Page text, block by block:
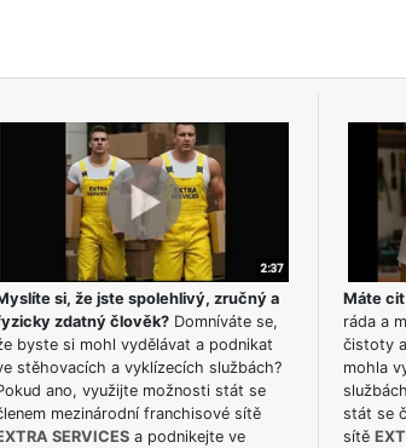
si, že jste spolehlivý, zručný a
zdatný člověk?Domníváte se,
byste si mohl vydělávat a podnikat
stěhovacích a vyklízecích službách?
ano, využijte možnosti stát se
mezinárodní franchisové sítě
SERVICESa podnikejte ve
Máte cit
ráda a
čistoty
mohla
stát se
sítě